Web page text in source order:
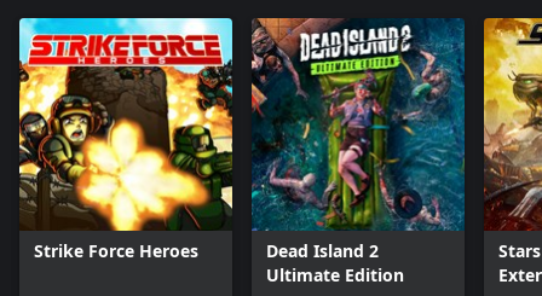
Strike Force Heroes
Dead Island 2
Ultimate Edition